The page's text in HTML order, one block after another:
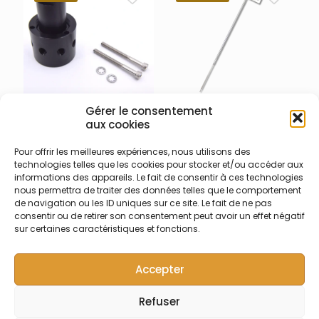
Gérer le consentement
aux cookies
Pour offrir les meilleures expériences, nous utilisons des
technologies telles que les cookies pour stocker et/ou accéder aux
informations des appareils. Le fait de consentir à ces technologies
nous permettra de traiter des données telles que le comportement
de navigation ou les ID uniques sur ce site. Le fait de ne pas
consentir ou de retirer son consentement peut avoir un effet négatif
sur certaines caractéristiques et fonctions.
Accepter
Refuser
900-012-004 – Vanne 7
(Tekmar)
Vanne 7 voies pour pompe
à seringue – Pour analyseur
COT / TOC Fusion et Torch
Teledyne Labs (Tekmar)
900-012-006 – Aiguille 3
(Tekmar)
Aiguille à 3 niveaux pour le
perçage du septum –
compatible avec
l’analyseur TOC Fusion
Teledyne Labs (Tekmar)